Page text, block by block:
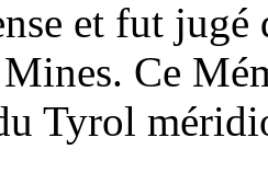
et fut jugé
Mines. Ce
Tyrol